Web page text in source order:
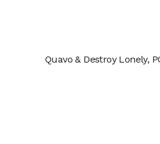
Quavo & Destroy Lonely,